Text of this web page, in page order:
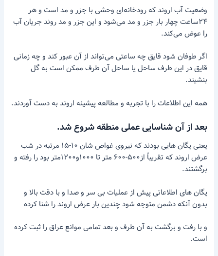
وضعیت آب اروند که رودخانه‌ای وحشی با جزر و مد است و هر
۲۴ساعت چهار بار جزر و مد می‌شود و این جزر و مد روند جریان آب
را عوض می‌کند.
اگر طوفان شود قایق چه ساعتی می‌تواند از آن عبور کند و چه زمانی
قایق در این طرف ساحل یا ساحل آن طرف ممکن است به گل
بنشیند.
همه این اطلاعات را با تجربه و مطالعه پیشینه اروند به دست آوردند.
بعد از آن شناسایی عملی منطقه شروع شد.
یعنی یگان هایی بودند که نیروی غواص شان ۱۰-۱۵ مرتبه در شب
عرض اروند که تقریباً از۵۰۰-۶۰۰ متر تا ۱۰۰۰و۱۲۰۰متر بود را رفته و
برگشتند.
یگان های اطلاعاتی پیش از عملیات بی سر و صدا و با دقت بالا و
بدون آنکه دشمن متوجه شود چندین بار عرض اروند را شنا کرده
و با رفت و برگشت به آن طرف و بعد تمامی موانع عراق را ثبت کرده
است.